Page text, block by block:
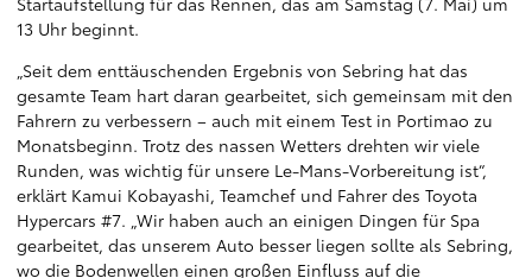
13 Uhr beginnt.
„Seit dem enttäuschenden Ergebnis von Sebring hat das
gesamte Team hart daran gearbeitet, sich gemeinsam mit den
Fahrern zu verbessern – auch mit einem Test in Portimao zu
Monatsbeginn. Trotz des nassen Wetters drehten wir viele
Runden, was wichtig für unsere Le-Mans-Vorbereitung ist“,
erklärt Kamui Kobayashi, Teamchef und Fahrer des Toyota
Hypercars #7. „Wir haben auch an einigen Dingen für Spa
gearbeitet, das unserem Auto besser liegen sollte als Sebring,
wo die Bodenwellen einen großen Einfluss auf die